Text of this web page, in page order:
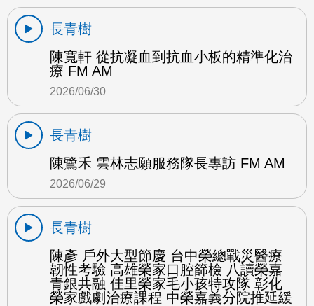
長青樹
陳寬軒 從抗凝血到抗血小板的精準化治
療 FM AM
2026/06/30
長青樹
陳鷺禾 雲林志願服務隊長專訪 FM AM
2026/06/29
長青樹
陳彥 戶外大型節慶 台中榮總戰災醫療
韌性考驗 高雄榮家口腔篩檢 八讀榮嘉
青銀共融 佳里榮家毛小孩特攻隊 彰化
榮家戲劇治療課程 中榮嘉義分院推延緩